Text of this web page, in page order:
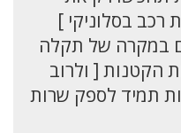
רכב בסלוניקי ]
במקרה של תקלה
הקטנות [ ולרוב
תמיד לספק שרות